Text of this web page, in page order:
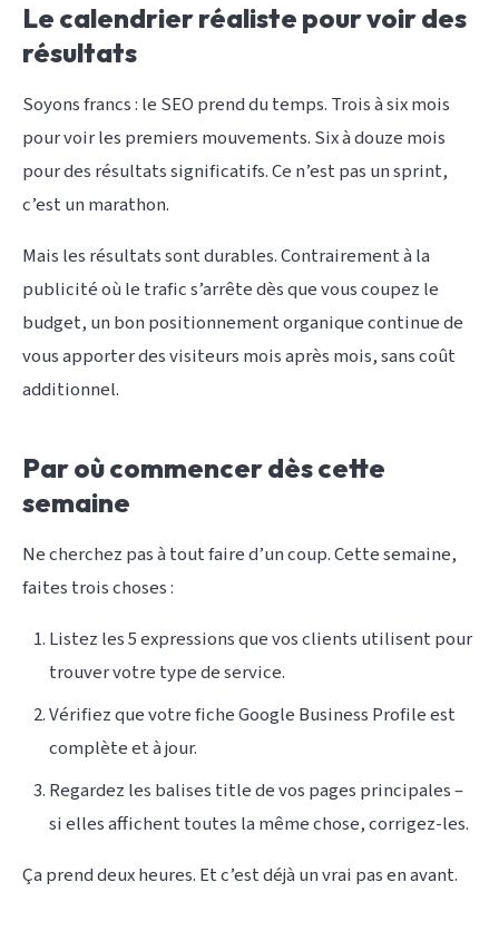
Le calendrier réaliste pour voir des
résultats
Soyons francs : le SEO prend du temps. Trois à six mois
pour voir les premiers mouvements. Six à douze mois
pour des résultats significatifs. Ce n’est pas un sprint,
c’est un marathon.
Mais les résultats sont durables. Contrairement à la
publicité où le trafic s’arrête dès que vous coupez le
budget, un bon positionnement organique continue de
vous apporter des visiteurs mois après mois, sans coût
additionnel.
Par où commencer dès cette
semaine
Ne cherchez pas à tout faire d’un coup. Cette semaine,
faites trois choses :
Listez les 5 expressions que vos clients utilisent pour
trouver votre type de service.
Vérifiez que votre fiche Google Business Profile est
complète et à jour.
Regardez les balises title de vos pages principales –
si elles affichent toutes la même chose, corrigez-les.
Ça prend deux heures. Et c’est déjà un vrai pas en avant.